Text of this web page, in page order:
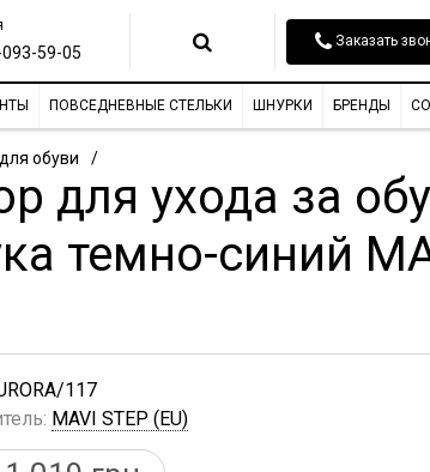
59-05
Заказать
ПОВСЕДНЕВНЫЕ СТЕЛЬКИ ШНУРКИ БРЕНДЫ
обуви
для ухода за
темно-синий
117
MAVI STEP (EU)